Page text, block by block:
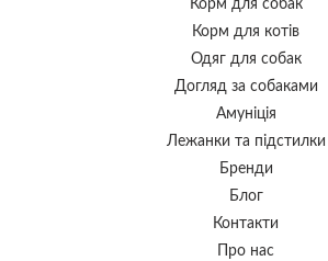
Корм для собак
Корм для котів
Одяг для собак
Догляд за собаками
Амуніція
Лежанки та підстилки
Бренди
Блог
Контакти
Про нас